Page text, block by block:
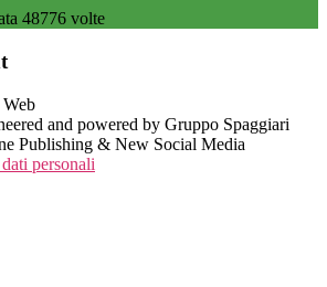
48776 volte
and powered by Gruppo Spaggiari
Publishing & New Social Media
personali